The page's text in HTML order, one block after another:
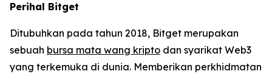
Perihal Bitget
Ditubuhkan pada tahun 2018, Bitget merupakan
sebuah bursa mata wang kripto dan syarikat Web3
yang terkemuka di dunia. Memberikan perkhidmatan